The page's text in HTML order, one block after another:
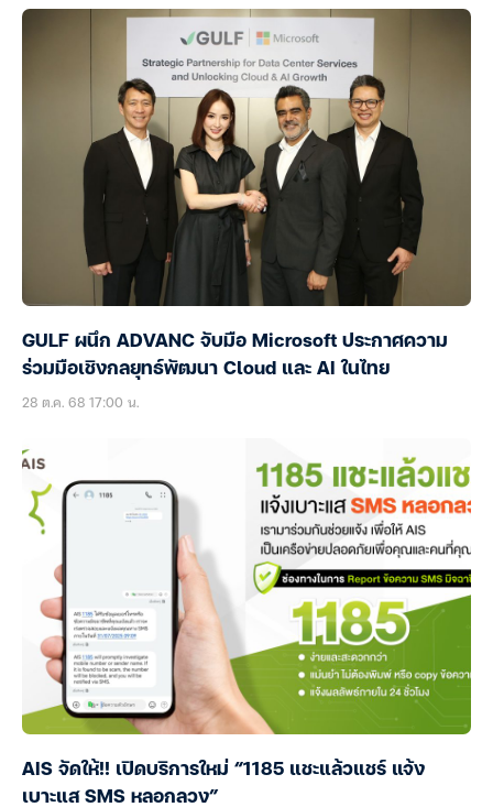
GULF ผนึก ADVANC จับมือ Microsoft ประกาศความ
ร่วมมือเชิงกลยุทธ์พัฒนา Cloud และ AI ในไทย
28 ต.ค. 68 17:00 น.
AIS จัดให้!! เปิดบริการใหม่ “1185 แชะแล้วแชร์ แจ้ง
เบาะแส SMS หลอกลวง”